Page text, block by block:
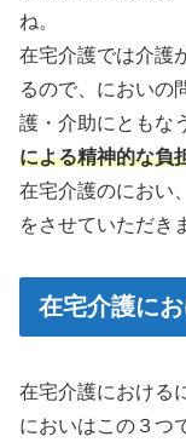
ね。
在宅介護では介護
るので、においの
護・介助にともな
による精神的な負
在宅介護のにおい
をさせていただき
在宅介護に
在宅介護における
においはこの３つ